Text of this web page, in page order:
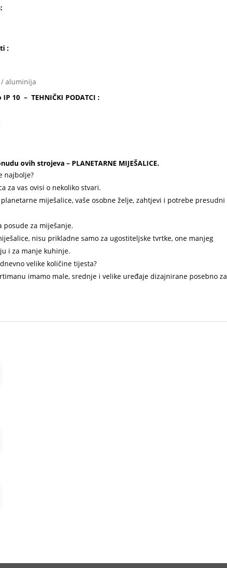
:
aluminija
10 – TEHNIČKI PODATCI :
ovih strojeva – PLANETARNE MIJEŠALICE.
najbolje?
za vas ovisi o nekoliko stvari.
miješalice, vaše osobne želje, zahtjevi i potrebe presudni
posude za miješanje.
nisu prikladne samo za ugostiteljske tvrtke, one manjeg
i za manje kuhinje.
velike količine tijesta?
imamo male, srednje i velike uređaje dizajnirane posebno za